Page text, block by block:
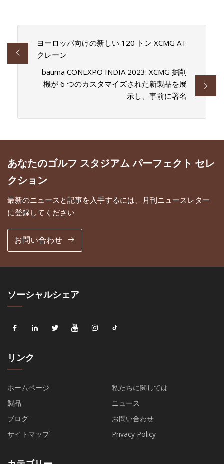
ヨーロッパ向けの新しい 120 トン XCMG AT
クレーン
bauma CONEXPO INDIA 2023: XCMG 掘削
機が 6 つのカスタマイズされた新製品を展
示し、事前に署名
あなたのゴルフ スタジアム パーフェクト セレ
クション
最新のニュースと記事を入手するには、月刊ニュースレター
に登録してください
お問い合わせ
ソーシャルシェア
リンク
ホームページ
私たちに関しては
製品
ニュース
ブログ
お問い合わせ
サイトマップ
Privacy Policy